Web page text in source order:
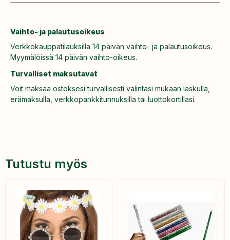
Vaihto- ja palautusoikeus
Verkkokauppatilauksilla 14 päivän vaihto- ja palautusoikeus.
Myymälöissä 14 päivän vaihto-oikeus.
Turvalliset maksutavat
Voit maksaa ostoksesi turvallisesti valintasi mukaan laskulla,
erämaksulla, verkkopankkitunnuksilla tai luottokortillasi.
Tutustu myös